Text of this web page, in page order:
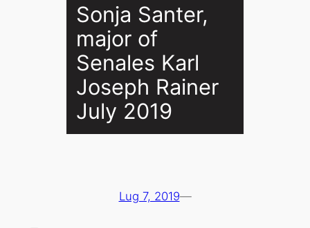
Sonja Santer,
major of
Senales Karl
Joseph Rainer
July 2019
Lug 7, 2019—